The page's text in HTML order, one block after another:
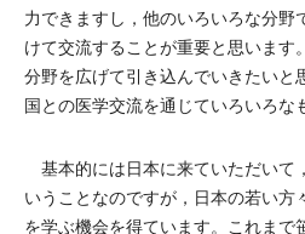
力できますし，他のいろいろな分野
けて交流することが重要と思います
分野を広げて引き込んでいきたいと
国との医学交流を通じていろいろな
基本的には日本に来ていただいて
いうことなのですが，日本の若い方
を学ぶ機会を得ています。これまで